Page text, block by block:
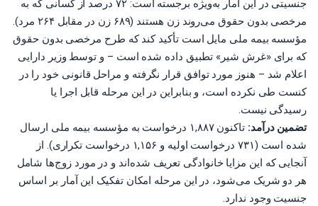
جنسیتی در این آمار به‌ویژه برجسته است: ۷۲ درصد از کسانی که به
مرخصی بدون حقوق می‌روند زن هستند (۶۸۹ زن در مقابل ۲۶۴ مرد).
مؤسسه بیمه ملی مایل است تأکید کند که طرح مرخصی بدون حقوق
که برای «غرش شیر» تطبیق داده شده است – و توسط وزیر دارایی
اعلام شد – هنوز مورد توافق قرار نگرفته و مراحل قانونی خود را در
کنست طی نکرده است، و بنابراین در این مرحله قابل اجرا یا
رسیدگی نیست.
تضمین درآمد:
تاکنون ۱,۸۸۷ درخواست به مؤسسه بیمه ملی ارسال
شده است (۷۳۱ درخواست اولیه و ۱,۱۵۶ درخواست تکراری). از
آنجایی که این مزایا خانوادگی تعریف شده‌اند و در مورد زوج‌ها شامل
هر دو شریک می‌شود، در این مرحله امکان تفکیک این آمار بر اساس
جنسیت وجود ندارد.